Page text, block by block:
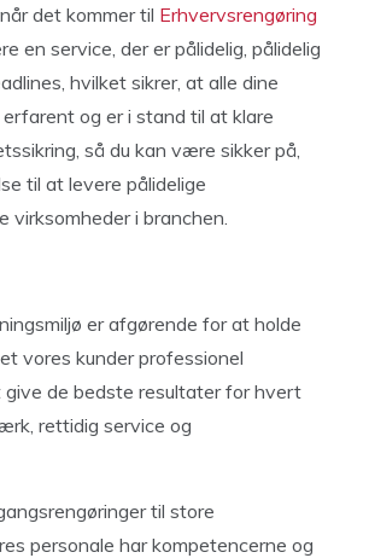
det kommer til Erhvervsrengøring
en service, der er pålidelig, pålidelig
hvilket sikrer, at alle dine
og er i stand til at klare
så du kan være sikker på,
til at levere pålidelige
virksomheder i branchen.
er afgørende for at holde
vores kunder professionel
give de bedste resultater for hvert
rettidig service og
til store
personale har kompetencerne og